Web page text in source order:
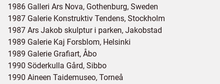
1986 Galleri Ars Nova, Gothenburg, Sweden
1987 Galerie Konstruktiv Tendens, Stockholm
1987 Ars Jakob skulptur i parken, Jakobstad
1989 Galerie Kaj Forsblom, Helsinki
1989 Galerie Grafiart, Åbo
1990 Söderkulla Gård, Sibbo
1990 Aineen Taidemuseo, Torneå